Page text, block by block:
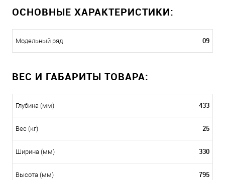
ОСНОВНЫЕ ХАРАКТЕРИСТИКИ:
Модельный ряд 09
ВЕС И ГАБАРИТЫ ТОВАРА:
Глубина (мм) 433
Вес (кг) 25
Ширина (мм) 330
Высота (мм) 795